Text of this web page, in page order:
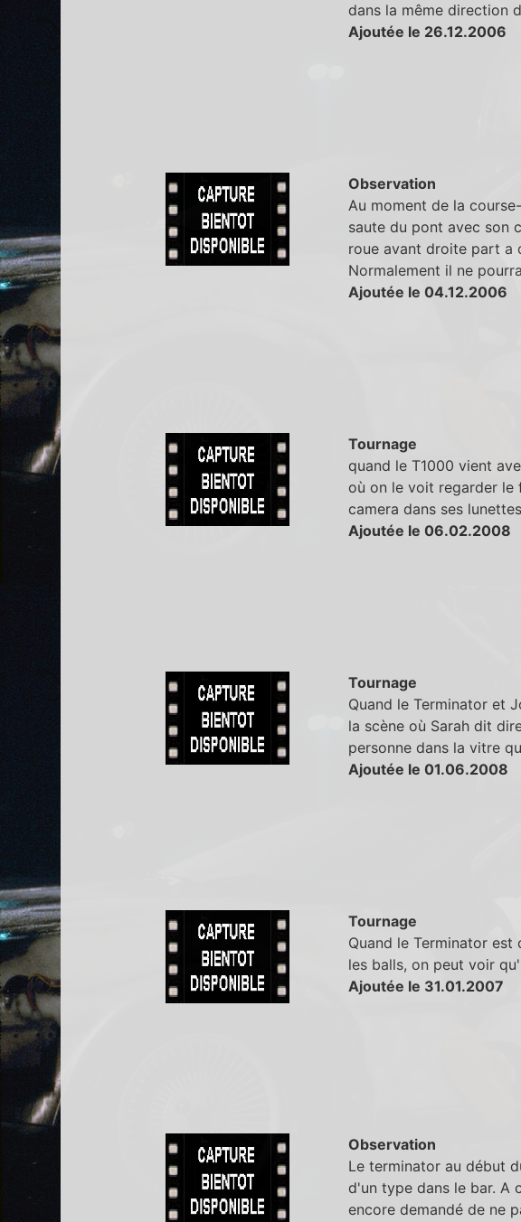
dans la même direction
Ajoutée le 26.12.2006
Observation
Au moment de la
saute du pont avec son
roue avant droite part a
Normalement il ne
Ajoutée le 04.12.2006
Tournage
quand le T1000 vient
où on le voit regarder le
camera dans ses
Ajoutée le 06.02.2008
Tournage
Quand le Terminator et
la scène où Sarah dit
personne dans la vitre
Ajoutée le 01.06.2008
Tournage
Quand le Terminator
les balls, on peut voir
Ajoutée le 31.01.2007
Observation
Le terminator au début
d'un type dans le bar. A
encore demandé de ne